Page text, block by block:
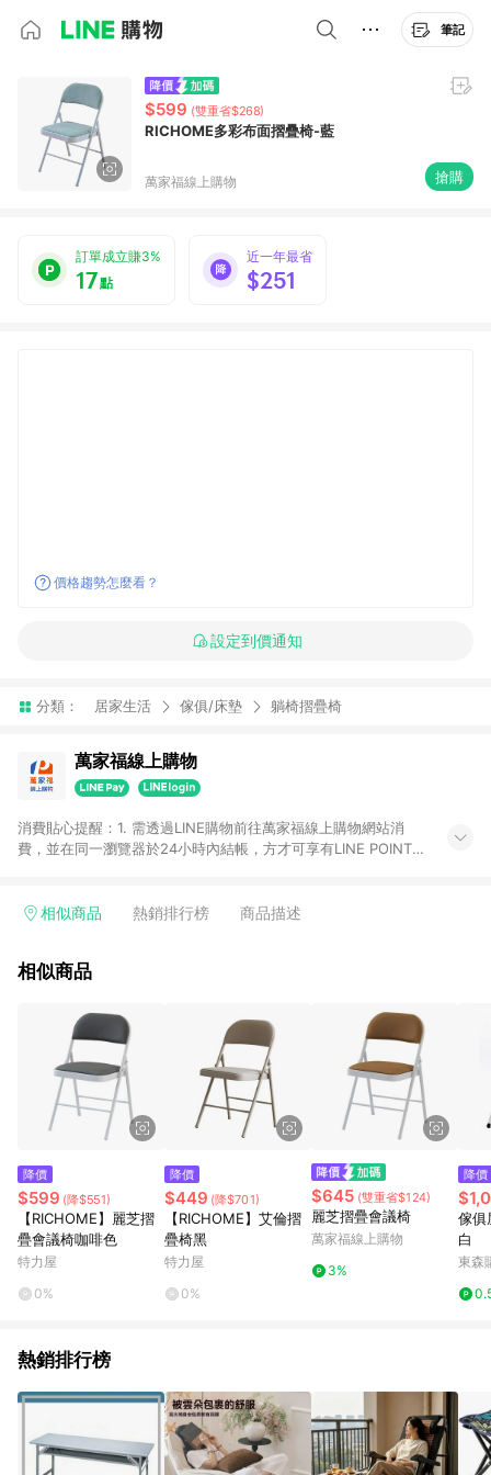
筆記
$599 (雙重省$268)
RICHOME多彩布面摺疊椅-藍
萬家福線上購物 搶購
訂單成立賺3%
17點
近一年最省
$251
價格趨勢怎麼看？
設定到價通知
分類： 居家生活 傢俱/床墊 躺椅摺疊椅
萬家福線上購物
消費貼心提醒：1. 需透過LINE購物前往萬家福線上購物網站消
費，並在同一瀏覽器於24小時內結帳，方才可享有LINE POINTS
4. 不具回饋資格種類商品：電子禮券。 5. 回饋點數計算將排除訂
錄，相關問題請於保留時間內聯絡客服中心，並由康達盛通生活
提供簡單、快速、輕鬆的購物流程及體驗，將不定期推出精選、
話題性或期間限定商品來滿足您的喜好。
相似商品 熱銷排行榜 商品描述
相似商品
降價
$599 (降$551)
【RICHOME】麗芝摺
疊會議椅咖啡色
特力屋
0%
降價
$449 (降$701)
【RICHOME】艾倫摺
疊椅黑
特力屋
0%
$645 (雙重省$124)
麗芝摺疊會議椅
萬家福線上購物
3%
降價
傢俱
白
東森
熱銷排行榜